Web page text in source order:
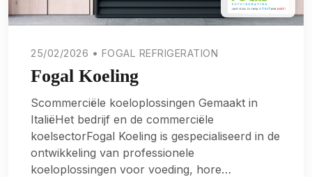
25/02/2026 • FOGAL REFRIGERATION
Fogal Koeling
Scommerciële koeloplossingen Gemaakt in
ItaliëHet bedrijf en de commerciële
koelsectorFogal Koeling is gespecialiseerd in de
ontwikkeling van professionele
koeloplossingen voor voeding, hore…